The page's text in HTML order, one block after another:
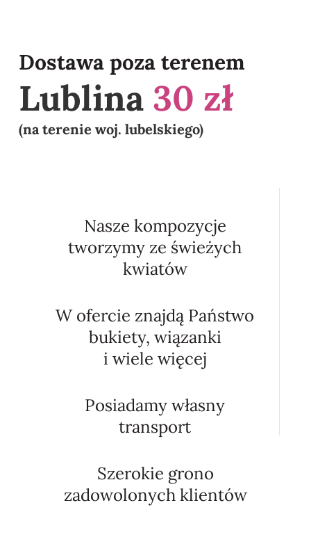
Dostawa poza terenem
Lublina 30 zł
(na terenie woj. lubelskiego)
Nasze kompozycje
tworzymy ze świeżych
kwiatów
W ofercie znajdą Państwo
bukiety, wiązanki
i wiele więcej
Posiadamy własny
transport
Szerokie grono
zadowolonych klientów